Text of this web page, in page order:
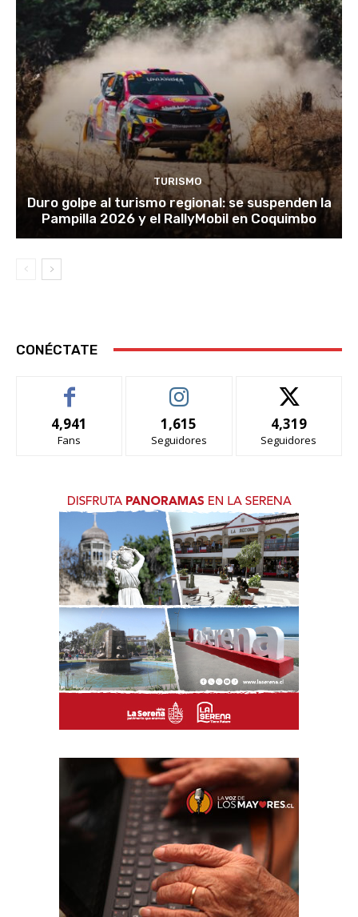
TURISMO
Duro golpe al turismo regional: se suspenden la
Pampilla 2026 y el RallyMobil en Coquimbo
CONÉCTATE
4,941
Fans
1,615
Seguidores
4,319
Seguidores